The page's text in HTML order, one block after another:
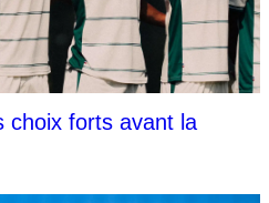
choix forts avant la